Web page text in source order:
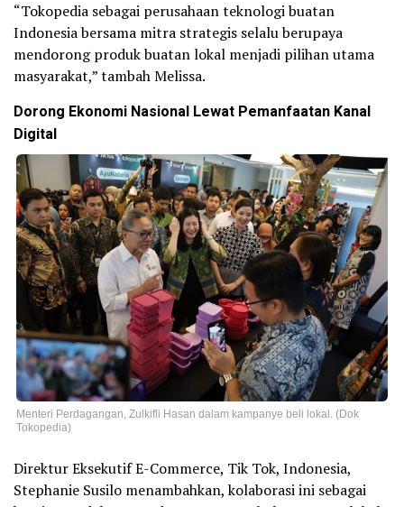
“Tokopedia sebagai perusahaan teknologi buatan
Indonesia bersama mitra strategis selalu berupaya
mendorong produk buatan lokal menjadi pilihan utama
masyarakat,” tambah Melissa.
Dorong Ekonomi Nasional Lewat Pemanfaatan Kanal
Digital
Menteri Perdagangan, Zulkifli Hasan dalam kampanye beli lokal. (Dok
Tokopedia)
Direktur Eksekutif E-Commerce, Tik Tok, Indonesia,
Stephanie Susilo menambahkan, kolaborasi ini sebagai